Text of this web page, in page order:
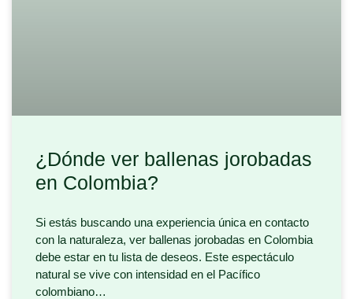
¿Dónde ver ballenas jorobadas
en Colombia?
Si estás buscando una experiencia única en contacto
con la naturaleza, ver ballenas jorobadas en Colombia
debe estar en tu lista de deseos. Este espectáculo
natural se vive con intensidad en el Pacífico
colombiano…